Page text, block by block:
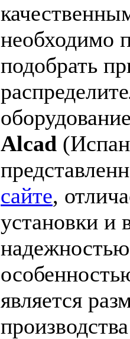
необходимо
подобрать
Alcad
сайте,
установки и
является